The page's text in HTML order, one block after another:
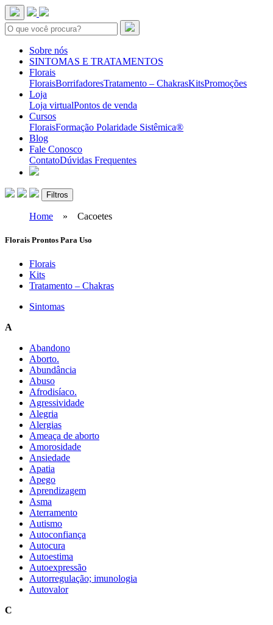
Sobre nós
SINTOMAS E TRATAMENTOS
Florais
FloraisBorrifadoresTratamento – ChakrasKitsPromoções
Loja
Loja virtualPontos de venda
Cursos
FloraisFormação Polaridade Sistêmica®
Blog
Fale Conosco
ContatoDúvidas Frequentes
Filtros
Home » Cacoetes
Florais Prontos Para Uso
Florais
Kits
Tratamento – Chakras
Sintomas
A
Abandono
Aborto.
Abundância
Abuso
Afrodisíaco.
Agressividade
Alegria
Alergias
Ameaça de aborto
Amorosidade
Ansiedade
Apatia
Apego
Aprendizagem
Asma
Aterramento
Autismo
Autoconfiança
Autocura
Autoestima
Autoexpressão
Autorregulação; imunologia
Autovalor
C